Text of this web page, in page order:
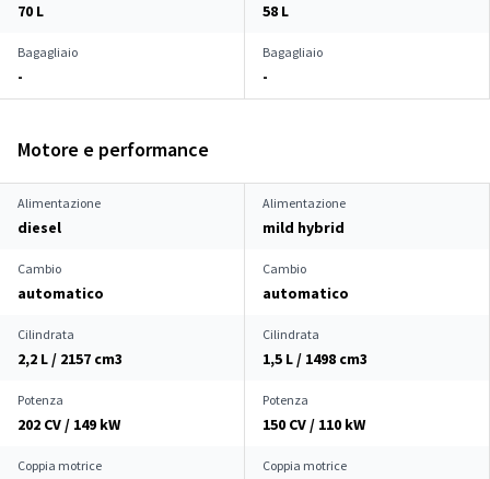
70 L 58 L
Bagagliaio
-
Bagagliaio
-
Motore e performance
Alimentazione
diesel
Alimentazione
mild hybrid
Cambio
automatico
Cambio
automatico
Cilindrata
2,2 L / 2157 cm3
Cilindrata
1,5 L / 1498 cm3
Potenza
202 CV / 149 kW
Potenza
150 CV / 110 kW
Coppia motrice Coppia motrice